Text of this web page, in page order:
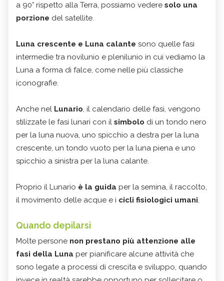
a 90° rispetto alla Terra, possiamo vedere solo una
porzione del satellite.
Luna crescente e Luna calante sono quelle fasi
intermedie tra novilunio e plenilunio in cui vediamo la
Luna a forma di falce, come nelle più classiche
iconografie.
Anche nel Lunario, il calendario delle fasi, vengono
stilizzate le fasi lunari con il simbolo di un tondo nero
per la luna nuova, uno spicchio a destra per la luna
crescente, un tondo vuoto per la luna piena e uno
spicchio a sinistra per la luna calante.
Proprio il Lunario è la guida per la semina, il raccolto,
il movimento delle acque e i cicli fisiologici umani.
Quando depilarsi
Molte persone non prestano più attenzione alle
fasi della Luna per pianificare alcune attività che
sono legate a processi di crescita e sviluppo, quando